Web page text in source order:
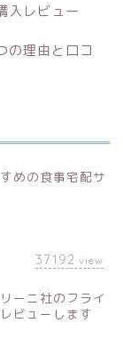
入レビュー
の理由と口コ
めの食事宅配サ
37192 view
ーニ社のフライ
ビューします